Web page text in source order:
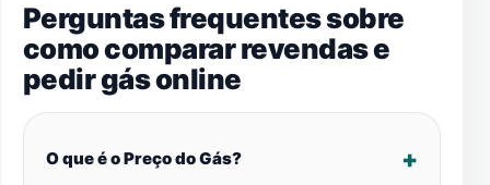
Perguntas frequentes sobre
como comparar revendas e
pedir gás online
O que é o Preço do Gás?